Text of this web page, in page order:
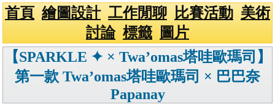
首頁 繪圖設計 工作閒聊 比賽活動 美術
討論 標籤
圖片
【SPARKLE ✦ × Twa’omas塔哇歐瑪司】
第一款 Twa’omas塔哇歐瑪司 × 巴巴奈
Papanay